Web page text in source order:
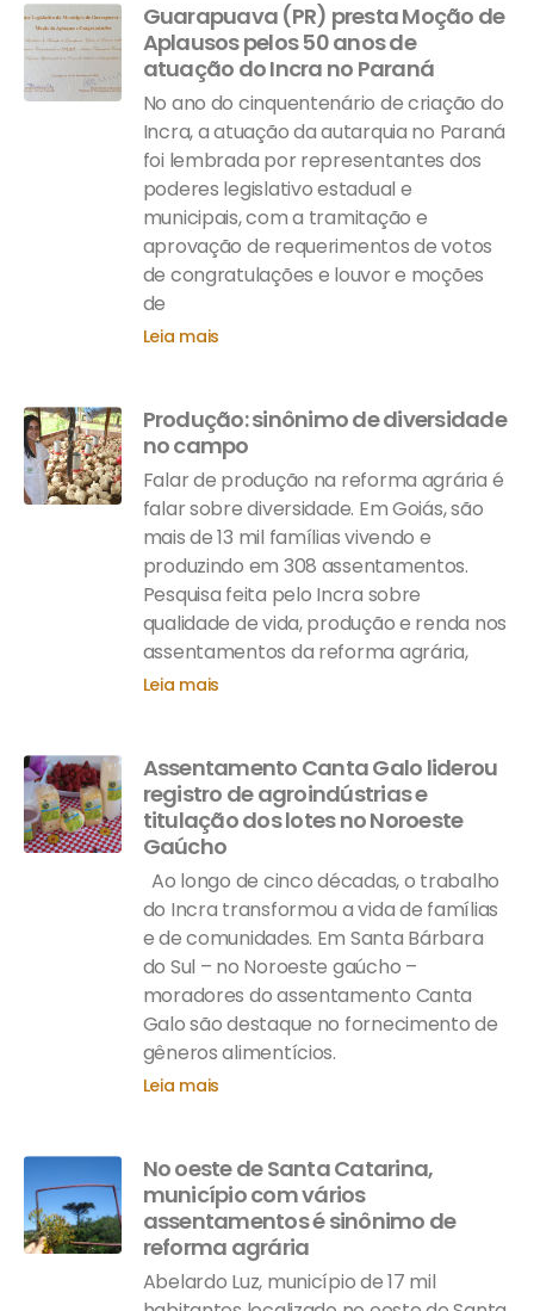
Guarapuava (PR) presta Moção de
Aplausos pelos 50 anos de
atuação do Incra no Paraná
No ano do cinquentenário de criação do
Incra, a atuação da autarquia no Paraná
foi lembrada por representantes dos
poderes legislativo estadual e
municipais, com a tramitação e
aprovação de requerimentos de votos
de congratulações e louvor e moções
de
Leia mais
Produção: sinônimo de diversidade
no campo
Falar de produção na reforma agrária é
falar sobre diversidade. Em Goiás, são
mais de 13 mil famílias vivendo e
produzindo em 308 assentamentos.
Pesquisa feita pelo Incra sobre
qualidade de vida, produção e renda nos
assentamentos da reforma agrária,
Leia mais
Assentamento Canta Galo liderou
registro de agroindústrias e
titulação dos lotes no Noroeste
Gaúcho
Ao longo de cinco décadas, o trabalho
do Incra transformou a vida de famílias
e de comunidades. Em Santa Bárbara
do Sul – no Noroeste gaúcho –
moradores do assentamento Canta
Galo são destaque no fornecimento de
gêneros alimentícios.
Leia mais
No oeste de Santa Catarina,
município com vários
assentamentos é sinônimo de
reforma agrária
Abelardo Luz, município de 17 mil